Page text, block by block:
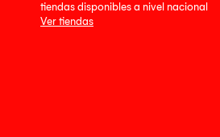
tiendas disponibles a nivel nacional
Ver tiendas